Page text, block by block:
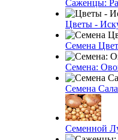
Саженцы:
Цветы -
Семена
Семена:
Семена
Семенной